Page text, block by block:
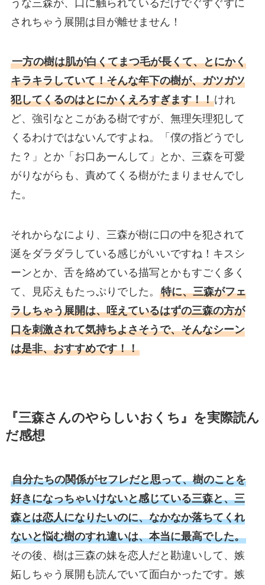
うな三森が、口に触られているだけでぐずぐずに
されちゃう展開は目が離せません！
一方の樹は肌が白くてまつ毛が長くて、とにかく
キラキラしていて！そんな年下の樹が、ガツガツ
犯してくるのはとにかくえろすぎます！！けれ
ど、強引なとこがある樹ですが、無理矢理犯して
くるわけではないんですよね。「僕の指どうでし
た？」とか「お口あーんして」とか、三森を可愛
がりながらも、責めてくる樹がたまりませんでし
た。
それからなにより、三森が樹に口の中を犯されて
涎をダラダラしている感じがいいですね！キスシ
ーンとか、舌を絡めている描写とかもすごく多く
て、見応えもたっぷりでした。 特に、三森がフェ
ラしちゃう展開は、咥えているはずの三森の方が
口を刺激されて気持ちよさそうで、そんなシーン
は是非、おすすめです！！
『三森さんのやらしいおくち』を実際読ん
だ感想
自分たちの関係がセフレだと思って、樹のことを
好きになっちゃいけないと感じている三森と、三
森とは恋人になりたいのに、なかなか落ちてくれ
ないと悩む樹のすれ違いは、本当に最高でした。
その後、樹は三森の妹を恋人だと勘違いして、嫉
妬しちゃう展開も読んでいて面白かったです。嫉